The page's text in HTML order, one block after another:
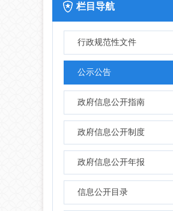
栏目导航
行政规范性文件
公示公告
政府信息公开指南
政府信息公开制度
政府信息公开年报
信息公开目录